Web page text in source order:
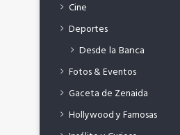
Cine
Deportes
Desde la Banca
Fotos & Eventos
Gaceta de Zenaida
Hollywood y Famosas